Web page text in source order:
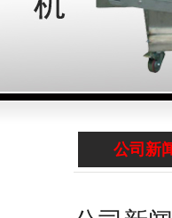
公司新